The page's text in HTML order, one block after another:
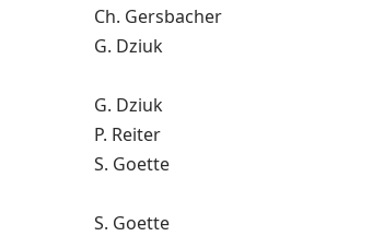
Ch. Gersbacher
G. Dziuk
G. Dziuk
P. Reiter
S. Goette
S. Goette